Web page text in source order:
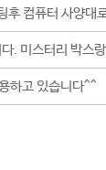
하고 있습니다^^